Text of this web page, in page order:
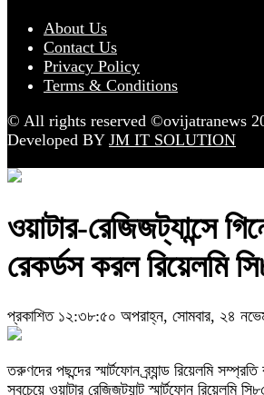
About Us
Contact Us
Privacy Policy
Terms & Conditions
© All rights reserved ©ovijatranews
Developed BY JM IT SOLUTION
ওয়াটার-রেজিজট্যান্সে
রেকর্ডস করল রিয়েলমি
প্রকাশিত ১২:৩৮:৫০ অপরাহ্ন, সোমবার, ২৪
তরুণদের পছন্দের স্মার্টফোন ব্র্যান্ড রিয়েলমি
সবচেয়ে ওয়াটার রেজিজট্যান্ট স্মার্টফোন রিয়েলমি